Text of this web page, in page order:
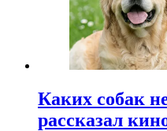
Каких собак
рассказал